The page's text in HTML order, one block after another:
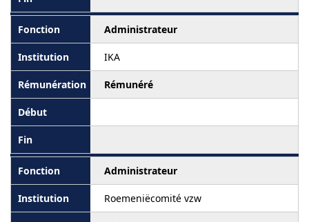
Administrateur
IKA
Rémunéré
Administrateur
Roemeniëcomité vzw